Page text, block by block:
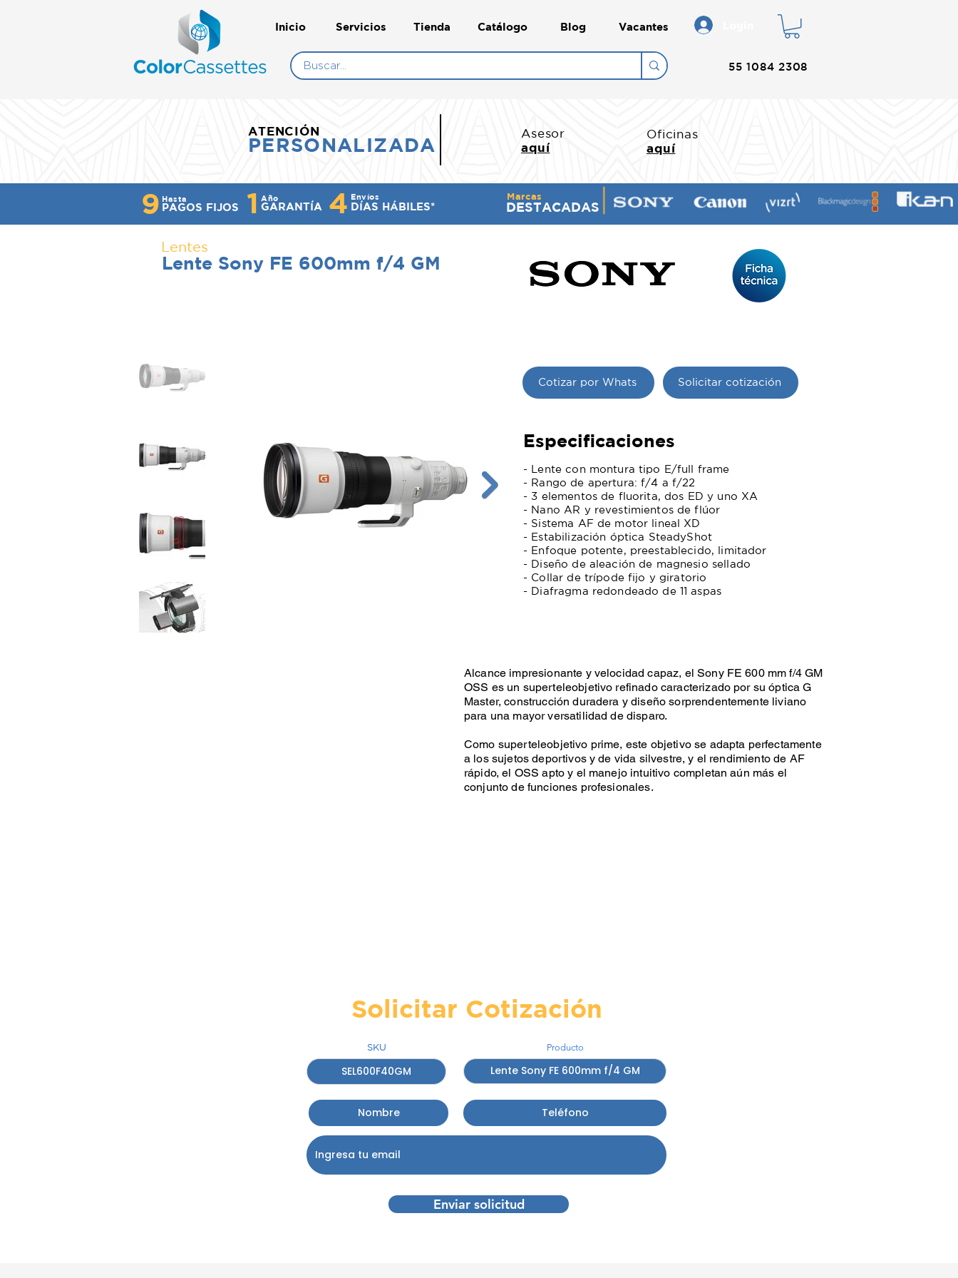
Inicio Servicios Tienda Catálogo Blog Vacantes
55 1084 2308
ATENCIÓN
PERSONALIZADA
Asesor
aquí
Oficinas
aquí
9 PAGOS FIJOS
Hasta 1 GARANTÍA
Año 4 DÍ​AS HÁBILES*
Envíos
DESTACADAS
Marcas
Lente Sony FE 600mm f/4 GM
Lentes
Cotizar por Whats Solicitar cotización
Especificaciones
- Lente con montura tipo E/full frame
- Rango de apertura: f/4 a f/22
- 3 elementos de fluorita, dos ED y uno XA
- Nano AR y revestimientos de flúor
- Sistema AF de motor lineal XD
- Estabilización óptica SteadyShot
- Enfoque potente, preestablecido, limitador
- Diseño de aleación de magnesio sellado
- Collar de trípode fijo y giratorio
- Diafragma redondeado de 11 aspas
Alcance impresionante y velocidad capaz, el Sony FE 600 mm f/4 GM
OSS es un superteleobjetivo refinado caracterizado por su óptica G
Master, construcción duradera y diseño sorprendentemente liviano
para una mayor versatilidad de disparo.
Como superteleobjetivo prime, este objetivo se adapta perfectamente
a los sujetos deportivos y de vida silvestre, y el rendimiento de AF
rápido, el OSS apto y el manejo intuitivo completan aún más el
conjunto de funciones profesionales.
Solicitar Cotización
SKU Producto
Enviar solicitud